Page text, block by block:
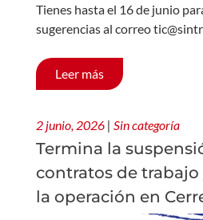
Tienes hasta el 16 de junio
sugerencias al correo
Leer más
2 junio, 2026 | Sin categoría
Termina la
contratos de trabajo
la operación en